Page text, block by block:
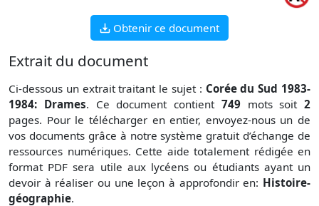
Obtenir ce document
Extrait du document
Ci-dessous un extrait traitant le sujet : Corée du Sud 1983-
1984: Drames. Ce document contient 749mots soit 2
pages. Pour le télécharger en entier, envoyez-nous un de
vos documents grâce à notre système gratuitd’échange de
ressources numériques. Cette aide totalement rédigée en
format PDF sera utile aux lycéens ou étudiants ayant un
devoir à réaliser ou une leçon à approfondir en: Histoire-
géographie.